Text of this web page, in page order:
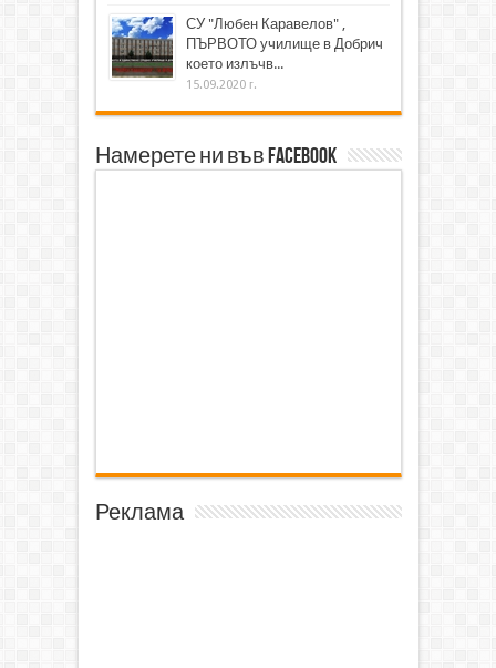
СУ "Любен Каравелов" ,
ПЪРВОТО училище в Добрич
което излъчв...
15.09.2020 г.
Намерете ни във Facebook
Реклама